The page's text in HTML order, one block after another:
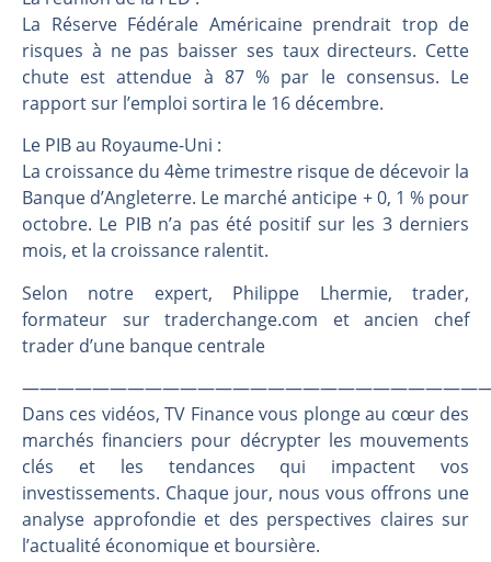
Une inertie haussière qui ralentit | Antoine Quesada – Chrono CAC
La Réserve Fédérale Américaine prendrait trop de
risques à ne pas baisser ses taux directeurs. Cette
chute est attendue à 87 % par le consensus. Le
rapport sur l’emploi sortira le 16 décembre.
Le PIB au Royaume-Uni :
La croissance du 4ème trimestre risque de décevoir la
Banque d’Angleterre. Le marché anticipe + 0, 1 % pour
octobre. Le PIB n’a pas été positif sur les 3 derniers
mois, et la croissance ralentit.
Selon notre expert, Philippe Lhermie, trader,
formateur sur traderchange.com et ancien chef
trader d’une banque centrale
Dans ces vidéos, TV Finance vous plonge au cœur des
marchés financiers pour décrypter les mouvements
clés et les tendances qui impactent vos
investissements. Chaque jour, nous vous offrons une
analyse approfondie et des perspectives claires sur
l’actualité économique et boursière.